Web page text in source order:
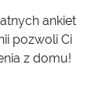
ankiet
pozwoli Ci
z domu!